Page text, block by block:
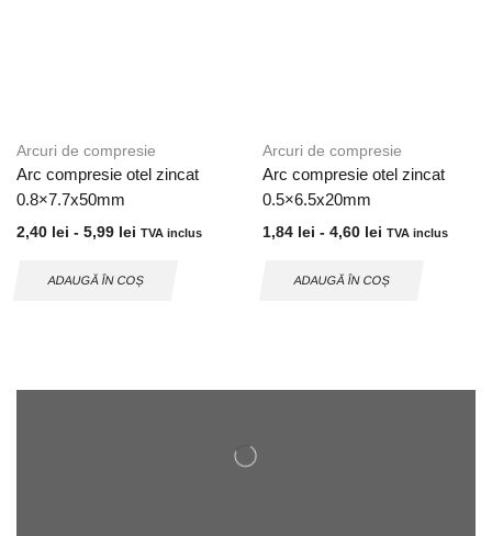
Arcuri de compresie
Arc compresie otel zincat
0.8×7.7x50mm
2,40 lei - 5,99 lei TVA inclus
ADAUGĂ ÎN COȘ
Arcuri de compresie
Arc compresie otel zincat
0.5×6.5x20mm
1,84 lei - 4,60 lei TVA inclus
ADAUGĂ ÎN COȘ